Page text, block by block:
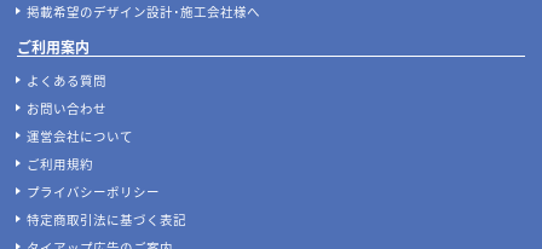
掲載希望のデザイン設計･施工会社様へ
ご利用案内
よくある質問
お問い合わせ
運営会社について
ご利用規約
プライバシーポリシー
特定商取引法に基づく表記